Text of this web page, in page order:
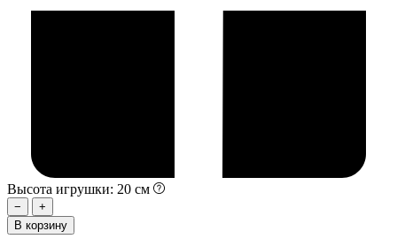
Высота игрушки: 20 см
−
+
В корзину